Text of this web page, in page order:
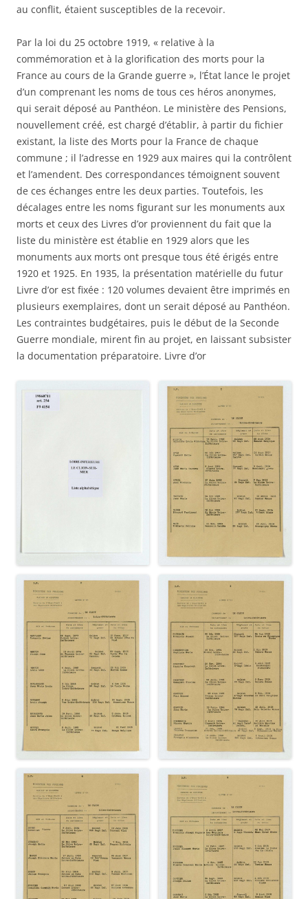
au conflit, étaient susceptibles de la recevoir.
Par la loi du 25 octobre 1919, « relative à la
commémoration et à la glorification des morts pour la
France au cours de la Grande guerre », l’État lance le projet
d’un comprenant les noms de tous ces héros anonymes,
qui serait déposé au Panthéon. Le ministère des Pensions,
nouvellement créé, est chargé d’établir, à partir du fichier
existant, la liste des Morts pour la France de chaque
commune ; il l’adresse en 1929 aux maires qui la contrôlent
et l’amendent. Des correspondances témoignent souvent
de ces échanges entre les deux parties. Toutefois, les
décalages entre les noms figurant sur les monuments aux
morts et ceux des Livres d’or proviennent du fait que la
liste du ministère est établie en 1929 alors que les
monuments aux morts ont presque tous été érigés entre
1920 et 1925. En 1935, la présentation matérielle du futur
Livre d’or est fixée : 120 volumes devaient être imprimés en
plusieurs exemplaires, dont un serait déposé au Panthéon.
Les contraintes budgétaires, puis le début de la Seconde
Guerre mondiale, mirent fin au projet, en laissant subsister
la documentation préparatoire. Livre d’or